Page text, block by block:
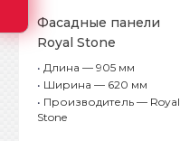
Фасадные панели
Royal Stone
коллекция Rocky
Stone Монреаль
• Длина — 905 мм
• Ширина — 620 мм
• Производитель — Royal
Stone